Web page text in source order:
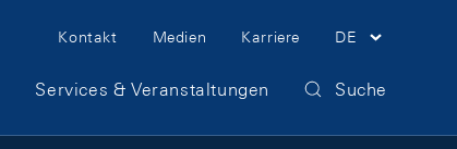
Meta Navigation
Kontakt Medien Karriere DE
Services & Veranstaltungen Suche